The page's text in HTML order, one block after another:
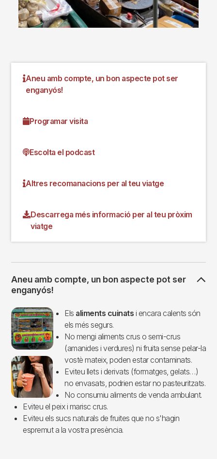
Aneu amb compte, un bon aspecte pot ser
enganyós!
Programar visita
Escolta el podcast
Altres recomanacions per al teu viatge
Descarrega més informació per al teu pròxim
viatge
Aneu amb compte, un bon aspecte pot ser
enganyós!
Imagen Els aliments cuinats i encara calents són
els més segurs.
No mengi aliments crus o semi-crus
(amanides i verdures) ni fruita sense pelar-la
vostè mateix, poden estar contaminats.
Eviteu llets i derivats (formatges, gelats…)
no envasats, podrien estar no pasteuritzats.
No consumiu aliments de venda ambulant.
Eviteu el peix i marisc crus.
Eviteu els sucs naturals de fruites que no s'hagin
espremut a la vostra presència.